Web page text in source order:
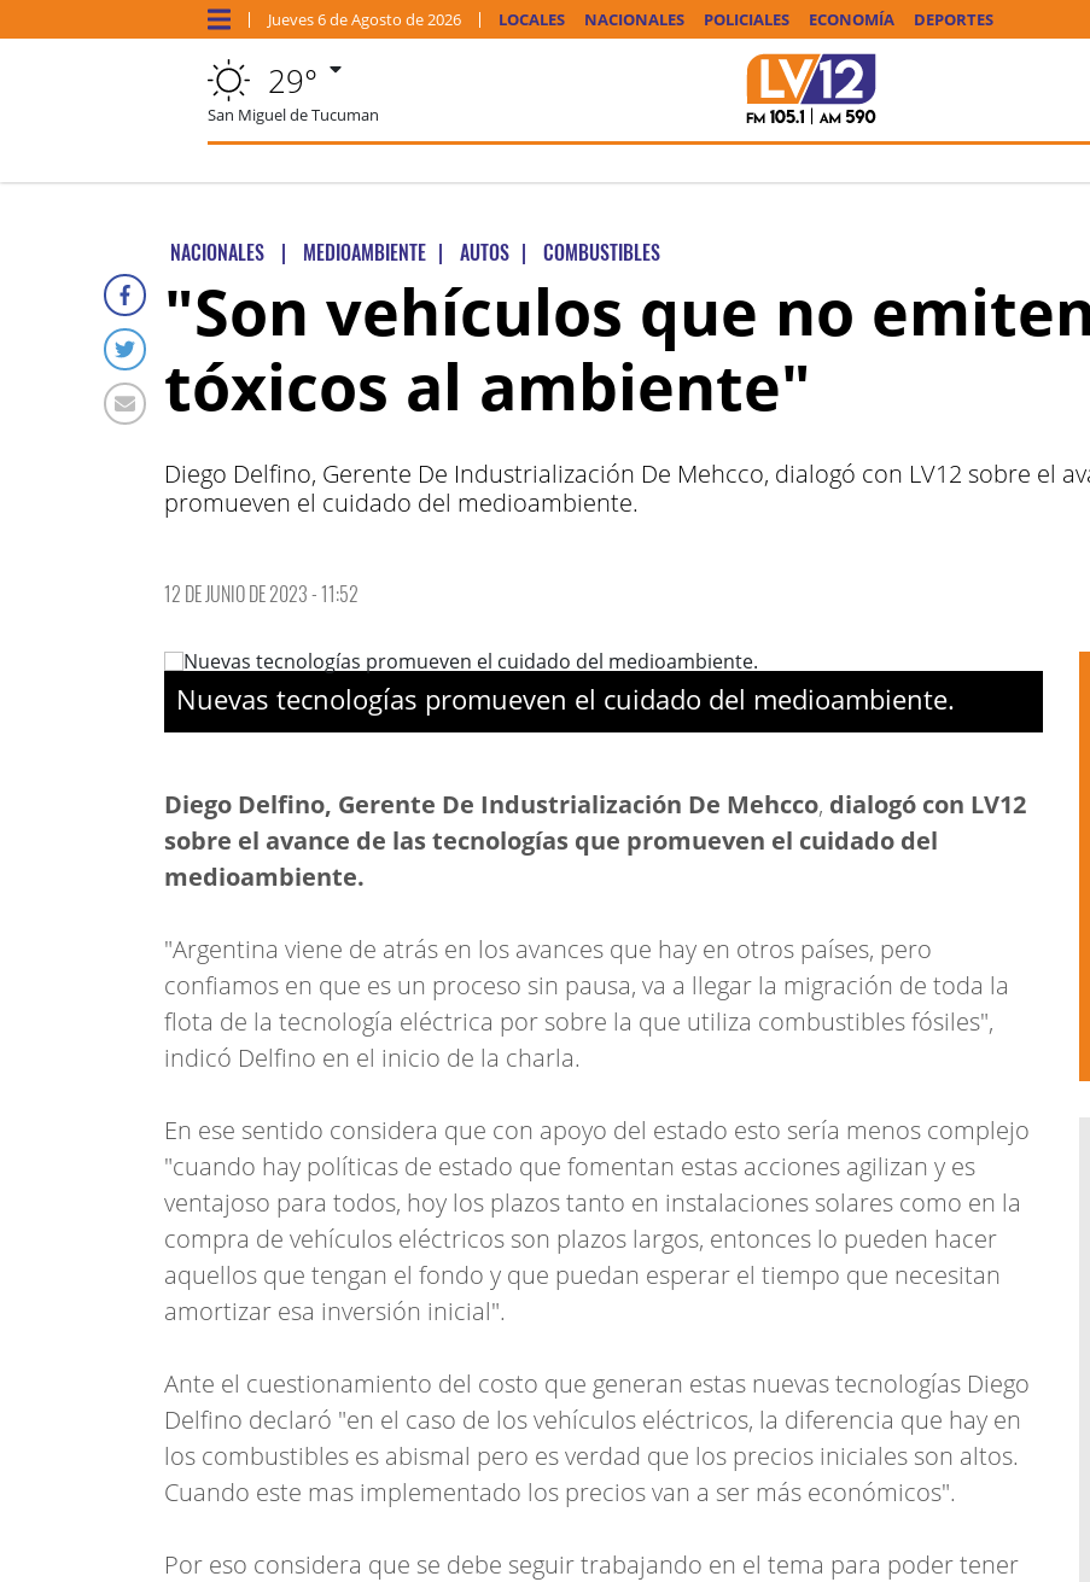
Jueves6 deAgosto de 2026 LOCALES NACIONALES POLICIALES ECONOMÍA DEPORTES
29°
San Miguel de Tucuman
NACIONALES | MEDIOAMBIENTE | AUTOS | COMBUSTIBLES
"Son vehículos que no
tóxicos al ambiente"
Diego Delfino, Gerente De Industrialización De Mehcco, dialogó con LV12 sobre el
promueven el cuidado del medioambiente.
12 DE JUNIO DE 2023 - 11:52
Nuevas tecnologías promueven el cuidado del medioambiente.
Diego Delfino, Gerente De Industrialización De Mehcco, dialogó con LV12
sobre el avance de las tecnologías que promueven el cuidado del
medioambiente.
"Argentina viene de atrás en los avances que hay en otros países, pero
confiamos en que es un proceso sin pausa, va a llegar la migración de toda la
flota de la tecnología eléctrica por sobre la que utiliza combustibles fósiles",
indicó Delfino en el inicio de la charla.
En ese sentido considera que con apoyo del estado esto sería menos complejo
"cuando hay políticas de estado que fomentan estas acciones agilizan y es
ventajoso para todos, hoy los plazos tanto en instalaciones solares como en la
compra de vehículos eléctricos son plazos largos, entonces lo pueden hacer
aquellos que tengan el fondo y que puedan esperar el tiempo que necesitan
amortizar esa inversión inicial".
Ante el cuestionamiento del costo que generan estas nuevas tecnologías Diego
Delfino declaró "en el caso de los vehículos eléctricos, la diferencia que hay en
los combustibles es abismal pero es verdad que los precios iniciales son altos.
Cuando este mas implementado los precios van a ser más económicos".
Por eso considera que se debe seguir trabajando en el tema para poder tener